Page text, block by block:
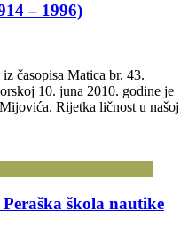
– 1996)
časopisa Matica br. 43.
10. juna 2010. godine je
Rijetka ličnost u našoj
škola nautike